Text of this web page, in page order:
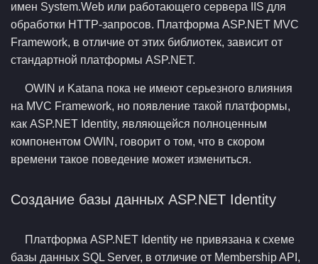
имен System.Web или работающего сервера IIS для
обработки HTTP-запросов. Платформа ASP.NET MVC
Framework, в отличие от этих библиотек, зависит от
стандартной платформы ASP.NET.
OWIN и Katana пока не имеют серьезного влияния
на MVC Framework, но появление такой платформы,
как ASP.NET Identity, являющейся полноценным
компонентом OWIN, говорит о том, что в скором
времени такое поведение может измениться.
Создание базы данных ASP.NET Identity
Платформа ASP.NET Identity не привязана к схеме
базы данных SQL Server, в отличие от Membership API,